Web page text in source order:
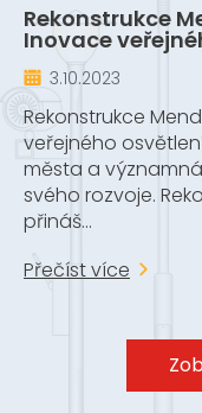
Rekonstrukce
Inovace
3.10.2023
Rekonstrukce
veřejného
města a
svého rozvoje.
přináš...
Přečíst více